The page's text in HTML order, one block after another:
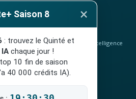
hippiques, classement ELO et intelligence
le PMU. Jeu interdit aux mineurs.
Saison 8 ×
: trouvez le Quinté et
chaque jour !
10 fin de saison
40 000 crédits IA).